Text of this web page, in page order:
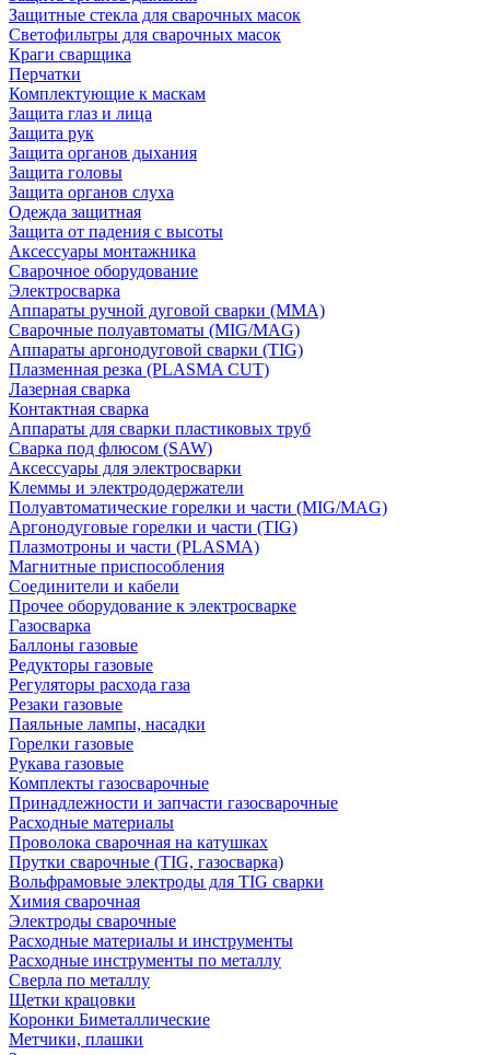
Защитные стекла для сварочных масок
Светофильтры для сварочных масок
Краги сварщика
Перчатки
Комплектующие к маскам
Защита глаз и лица
Защита рук
Защита органов дыхания
Защита головы
Защита органов слуха
Одежда защитная
Защита от падения с высоты
Аксессуары монтажника
Сварочное оборудование
Электросварка
Аппараты ручной дуговой сварки (MMA)
Сварочные полуавтоматы (MIG/MAG)
Аппараты аргонодуговой сварки (TIG)
Плазменная резка (PLASMA CUT)
Лазерная сварка
Контактная сварка
Аппараты для сварки пластиковых труб
Сварка под флюсом (SAW)
Аксессуары для электросварки
Клеммы и электрододержатели
Полуавтоматические горелки и части (MIG/MAG)
Аргонодуговые горелки и части (TIG)
Плазмотроны и части (PLASMA)
Магнитные приспособления
Соединители и кабели
Прочее оборудование к электросварке
Газосварка
Баллоны газовые
Редукторы газовые
Регуляторы расхода газа
Резаки газовые
Паяльные лампы, насадки
Горелки газовые
Рукава газовые
Комплекты газосварочные
Принадлежности и запчасти газосварочные
Расходные материалы
Проволока сварочная на катушках
Прутки сварочные (TIG, газосварка)
Вольфрамовые электроды для TIG сварки
Химия сварочная
Электроды сварочные
Расходные материалы и инструменты
Расходные инструменты по металлу
Сверла по металлу
Щетки крацовки
Коронки Биметаллические
Метчики, плашки